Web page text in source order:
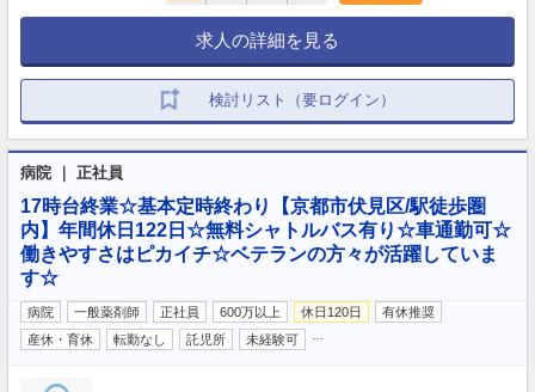
求人の詳細を見る
検討リスト（要ログイン）
病院 ｜ 正社員
17時台終業☆基本定時終わり【京都市伏見区/駅徒歩圏
内】年間休日122日☆無料シャトルバス有り☆車通勤可☆
働きやすさはピカイチ☆ベテランの方々が活躍していま
す☆
病院 一般薬剤師 正社員 600万以上 休日120日
有休推奨
産休・育休
転勤なし 託児所 未経験可